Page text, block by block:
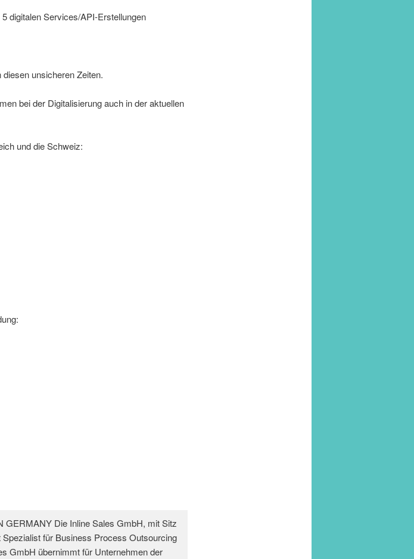
digitalen Services/API-Erstellungen
unsicheren Zeiten.
bei der Digitalisierung auch in der aktuellen
und die Schweiz:
GERMANY Die Inline Sales GmbH, mit Sitz
für Business Process Outsourcing
GmbH übernimmt für Unternehmen der